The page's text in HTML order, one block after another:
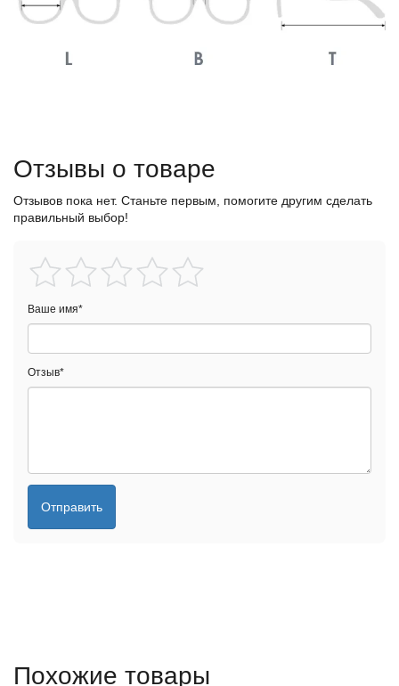
Отзывы о товаре
Отзывов пока нет. Станьте первым, помогите другим сделать
правильный выбор!
Ваше имя*
Отзыв*
Отправить
Похожие товары